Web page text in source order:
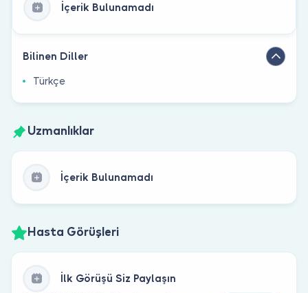
İçerik Bulunamadı
Bilinen Diller
Türkçe
Uzmanlıklar
İçerik Bulunamadı
Hasta Görüşleri
İlk Görüşü Siz Paylaşın